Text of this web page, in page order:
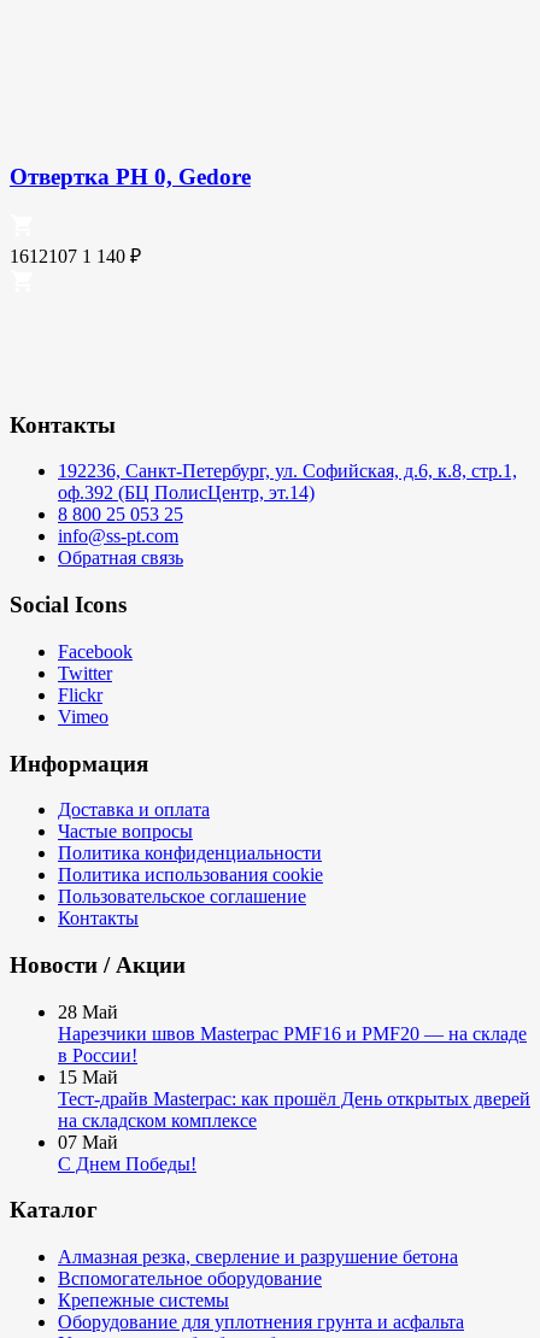
Отвертка PH 0, Gedore
1612107 1 140 ₽
Контакты
192236, Санкт-Петербург, ул. Софийская, д.6, к.8, стр.1,
оф.392 (БЦ ПолисЦентр, эт.14)
8 800 25 053 25
info@ss-pt.com
Обратная связь
Social Icons
Facebook
Twitter
Flickr
Vimeo
Информация
Доставка и оплата
Частые вопросы
Политика конфиденциальности
Политика использования cookie
Пользовательское соглашение
Контакты
Новости / Акции
28 Май
Нарезчики швов Masterpac PMF16 и PMF20 — на складе
в России!
15 Май
Тест-драйв Masterpac: как прошёл День открытых дверей
на складском комплексе
07 Май
С Днем Победы!
Каталог
Алмазная резка, сверление и разрушение бетона
Вспомогательное оборудование
Крепежные системы
Оборудование для уплотнения грунта и асфальта